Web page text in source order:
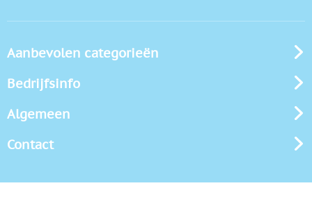
Aanbevolen categorieën
Bedrijfsinfo
Algemeen
Contact